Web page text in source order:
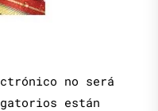
no será
están